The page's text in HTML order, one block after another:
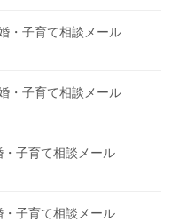
・子育て相談メール
・子育て相談メール
子育て相談メール
子育て相談メール